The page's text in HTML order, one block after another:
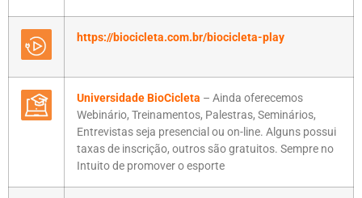
https://biocicleta.com.br/biocicleta-play
Universidade BioCicleta – Ainda oferecemos
Webinário, Treinamentos, Palestras, Seminários,
Entrevistas seja presencial ou on-line. Alguns possui
taxas de inscrição, outros são gratuitos. Sempre no
Intuito de promover o esporte